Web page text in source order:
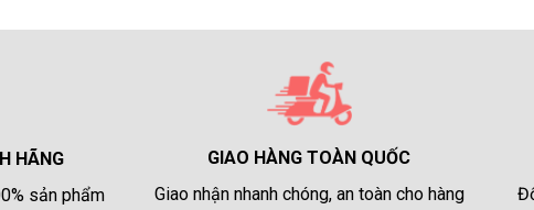
HÃNG
sản phẩm
GIAO HÀNG TOÀN QUỐC
Giao nhận nhanh chóng, an toàn cho hàng